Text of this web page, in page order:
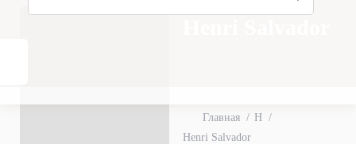
Главная
H
Henri Salvador